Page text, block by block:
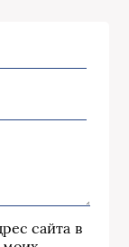
сайта в